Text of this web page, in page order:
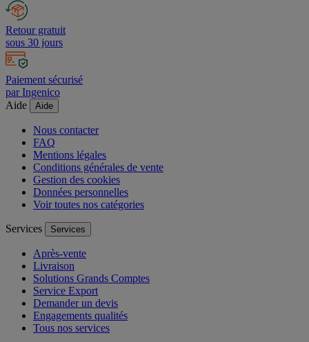
Retour gratuit
sous 30 jours
Paiement sécurisé
par Ingenico
Aide
Aide
Nous contacter
FAQ
Mentions légales
Conditions générales de vente
Gestion des cookies
Données personnelles
Voir toutes nos catégories
Services Services
Après-vente
Livraison
Solutions Grands Comptes
Service Export
Demander un devis
Engagements qualités
Tous nos services